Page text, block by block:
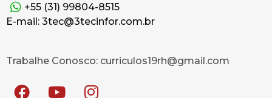
+55 (31) 99804-8515
E-mail: 3tec@3tecinfor.com.br
Trabalhe Conosco: curriculos19rh@gmail.com